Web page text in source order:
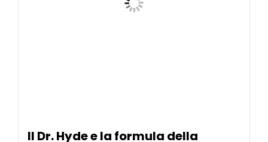
Il Dr. Hyde e la formula della